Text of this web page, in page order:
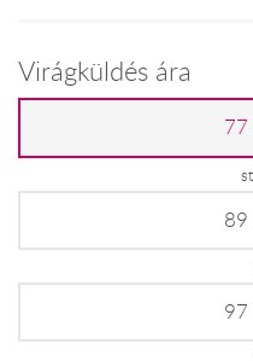
Virágküldés ára